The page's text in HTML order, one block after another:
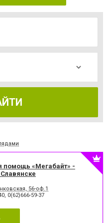
помощь «Мегабайт» -
56-оф.1
, 0(62)666-59-37